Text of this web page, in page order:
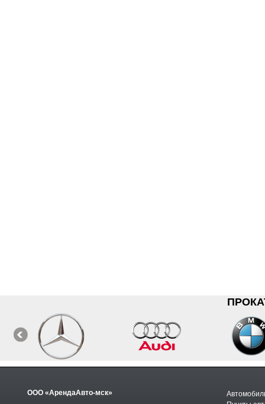
ООО «АрендаАвто-мск»